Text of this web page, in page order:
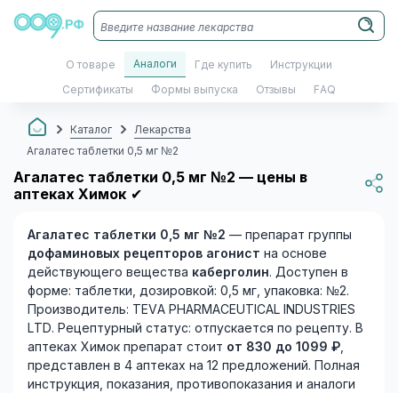
О товаре Аналоги Где купить Инструкции
Сертификаты Формы выпуска Отзывы FAQ
Каталог
Лекарства
Агалатес таблетки 0,5 мг №2
Агалатес таблетки 0,5 мг №2 — цены в
аптеках Химок ✔
Агалатес таблетки 0,5 мг №2 — препарат группы
дофаминовых рецепторов агонист на основе
действующего вещества каберголин. Доступен в
форме: таблетки, дозировкой: 0,5 мг, упаковка: №2.
Производитель: TEVA PHARMACEUTICAL INDUSTRIES
LTD. Рецептурный статус: отпускается по рецепту. В
аптеках Химок препарат стоит от 830 до 1099 ₽,
представлен в 4 аптеках на 12 предложений. Полная
инструкция, показания, противопоказания и аналоги